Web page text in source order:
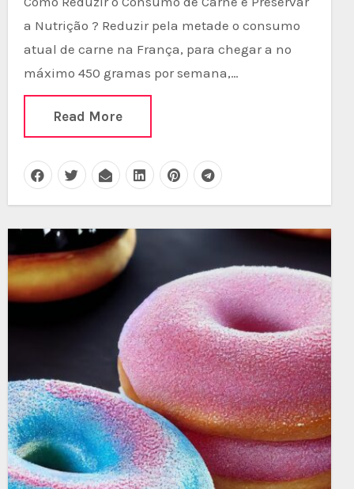
a Nutrição ? Reduzir pela metade o consumo
atual de carne na França, para chegar a no
máximo 450 gramas por semana,…
Read More